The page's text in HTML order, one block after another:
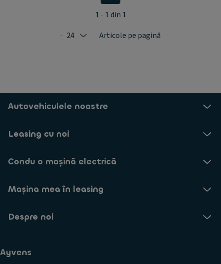
Selected: 24
24 Articole pe pagină
1 - 1 din 1
Autovehiculele noastre
Leasing cu noi
Condu o mașină electrică
Mașina mea în leasing
Despre noi
Ayvens